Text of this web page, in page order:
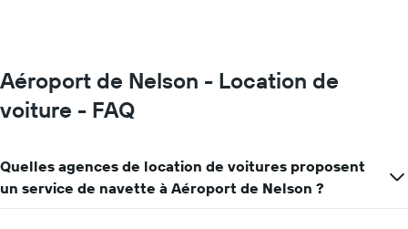
Aéroport de Nelson - Location de
voiture - FAQ
Quelles agences de location de voitures proposent
un service de navette à Aéroport de Nelson ?